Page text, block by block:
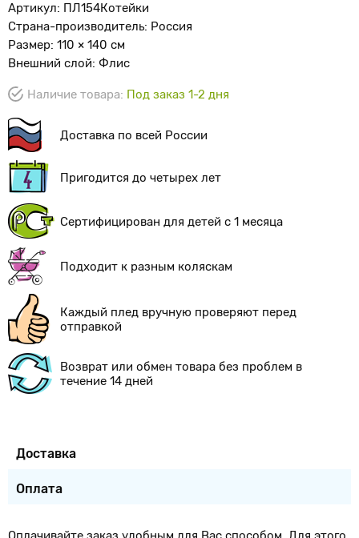
Артикул: ПЛ154Котейки
Страна-производитель: Россия
Размер: 110 × 140 см
Внешний слой: Флис
Наличие товара: Под заказ 1-2 дня
Доставка по всей России
Пригодится до четырех лет
Сертифицирован для детей с 1 месяца
Подходит к разным коляскам
Каждый плед вручную проверяют перед
отправкой
Возврат или обмен товара без проблем в
течение 14 дней
Доставка
Оплата